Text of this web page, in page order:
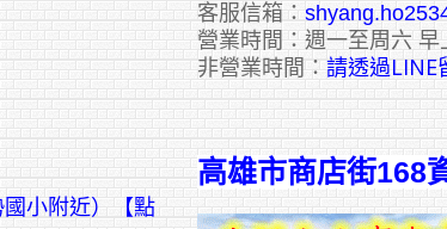
客服信箱：
營業時間：週一至周六
非營業時間： 請透過LINE
小附近）【點
高雄市商店街168